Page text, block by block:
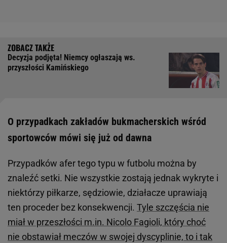
Decyzja podjęta! Niemcy ogłaszają ws.
przyszłości Kamińskiego
O przypadkach zakładów bukmacherskich wśród
sportowców mówi się już od dawna
Przypadków afer tego typu w futbolu można by
znaleźć setki. Nie wszystkie zostają jednak wykryte i
niektórzy piłkarze, sędziowie, działacze uprawiają
ten proceder bez konsekwencji. Tyle szczęścia nie
miał w przeszłości m.in. Nicolo Fagioli, który choć
nie obstawiał meczów w swojej dyscyplinie, to i tak